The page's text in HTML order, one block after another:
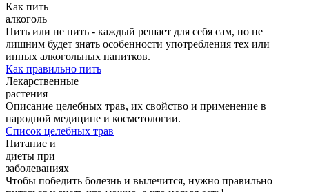
Как пить
алкоголь
Пить или не пить - каждый решает для себя сам, но не
лишним будет знать особенности употребления тех или
инных алкогольных напитков.
Как правильно пить
Лекарственные
растения
Описание целебных трав, их свойство и применение в
народной медицине и косметологии.
Список целебных трав
Питание и
диеты при
заболеваниях
Чтобы победить болезнь и вылечится, нужно правильно